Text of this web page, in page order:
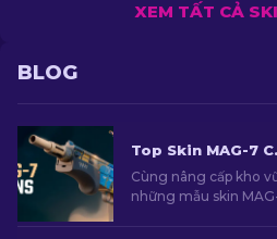
XEM TẤT CẢ
BLOG
Top
Cùng nâng cấp kho
những mẫu skin